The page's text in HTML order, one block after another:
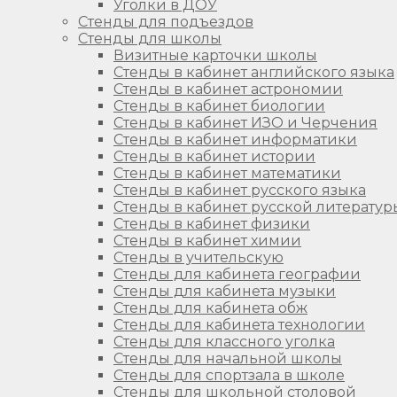
Уголки в ДОУ
Стенды для подъездов
Стенды для школы
Визитные карточки школы
Стенды в кабинет английского языка
Стенды в кабинет астрономии
Стенды в кабинет биологии
Стенды в кабинет ИЗО и Черчения
Стенды в кабинет информатики
Стенды в кабинет истории
Стенды в кабинет математики
Стенды в кабинет русского языка
Стенды в кабинет русской
Стенды в кабинет физики
Стенды в кабинет химии
Стенды в учительскую
Стенды для кабинета географии
Стенды для кабинета музыки
Стенды для кабинета обж
Стенды для кабинета технологии
Стенды для классного уголка
Стенды для начальной школы
Стенды для спортзала в школе
Стенды для школьной столовой